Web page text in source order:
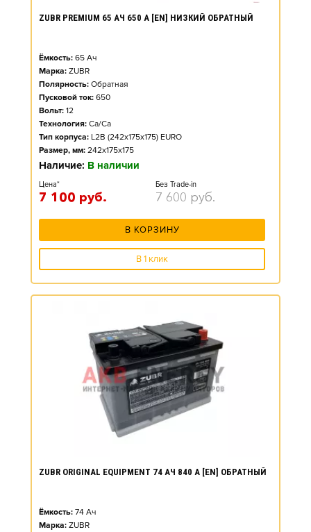
ZUBR PREMIUM 65 АЧ 650 А [EN] НИЗКИЙ ОБРАТНЫЙ
Ёмкость: 65 Ач
Марка: ZUBR
Полярность: Обратная
Пусковой ток: 650
Вольт: 12
Технология: Ca/Ca
Тип корпуса: L2B (242x175x175) EURO
Размер, мм: 242x175x175
Наличие: В наличии
Цена*
7 100 руб.
Без Trade-in
7 600 руб.
В КОРЗИНУ
В 1 клик
ZUBR ORIGINAL EQUIPMENT 74 АЧ 840 А [EN] ОБРАТНЫЙ
Ёмкость: 74 Ач
Марка: ZUBR